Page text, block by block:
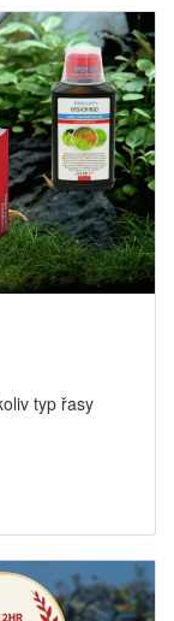
typ řasy